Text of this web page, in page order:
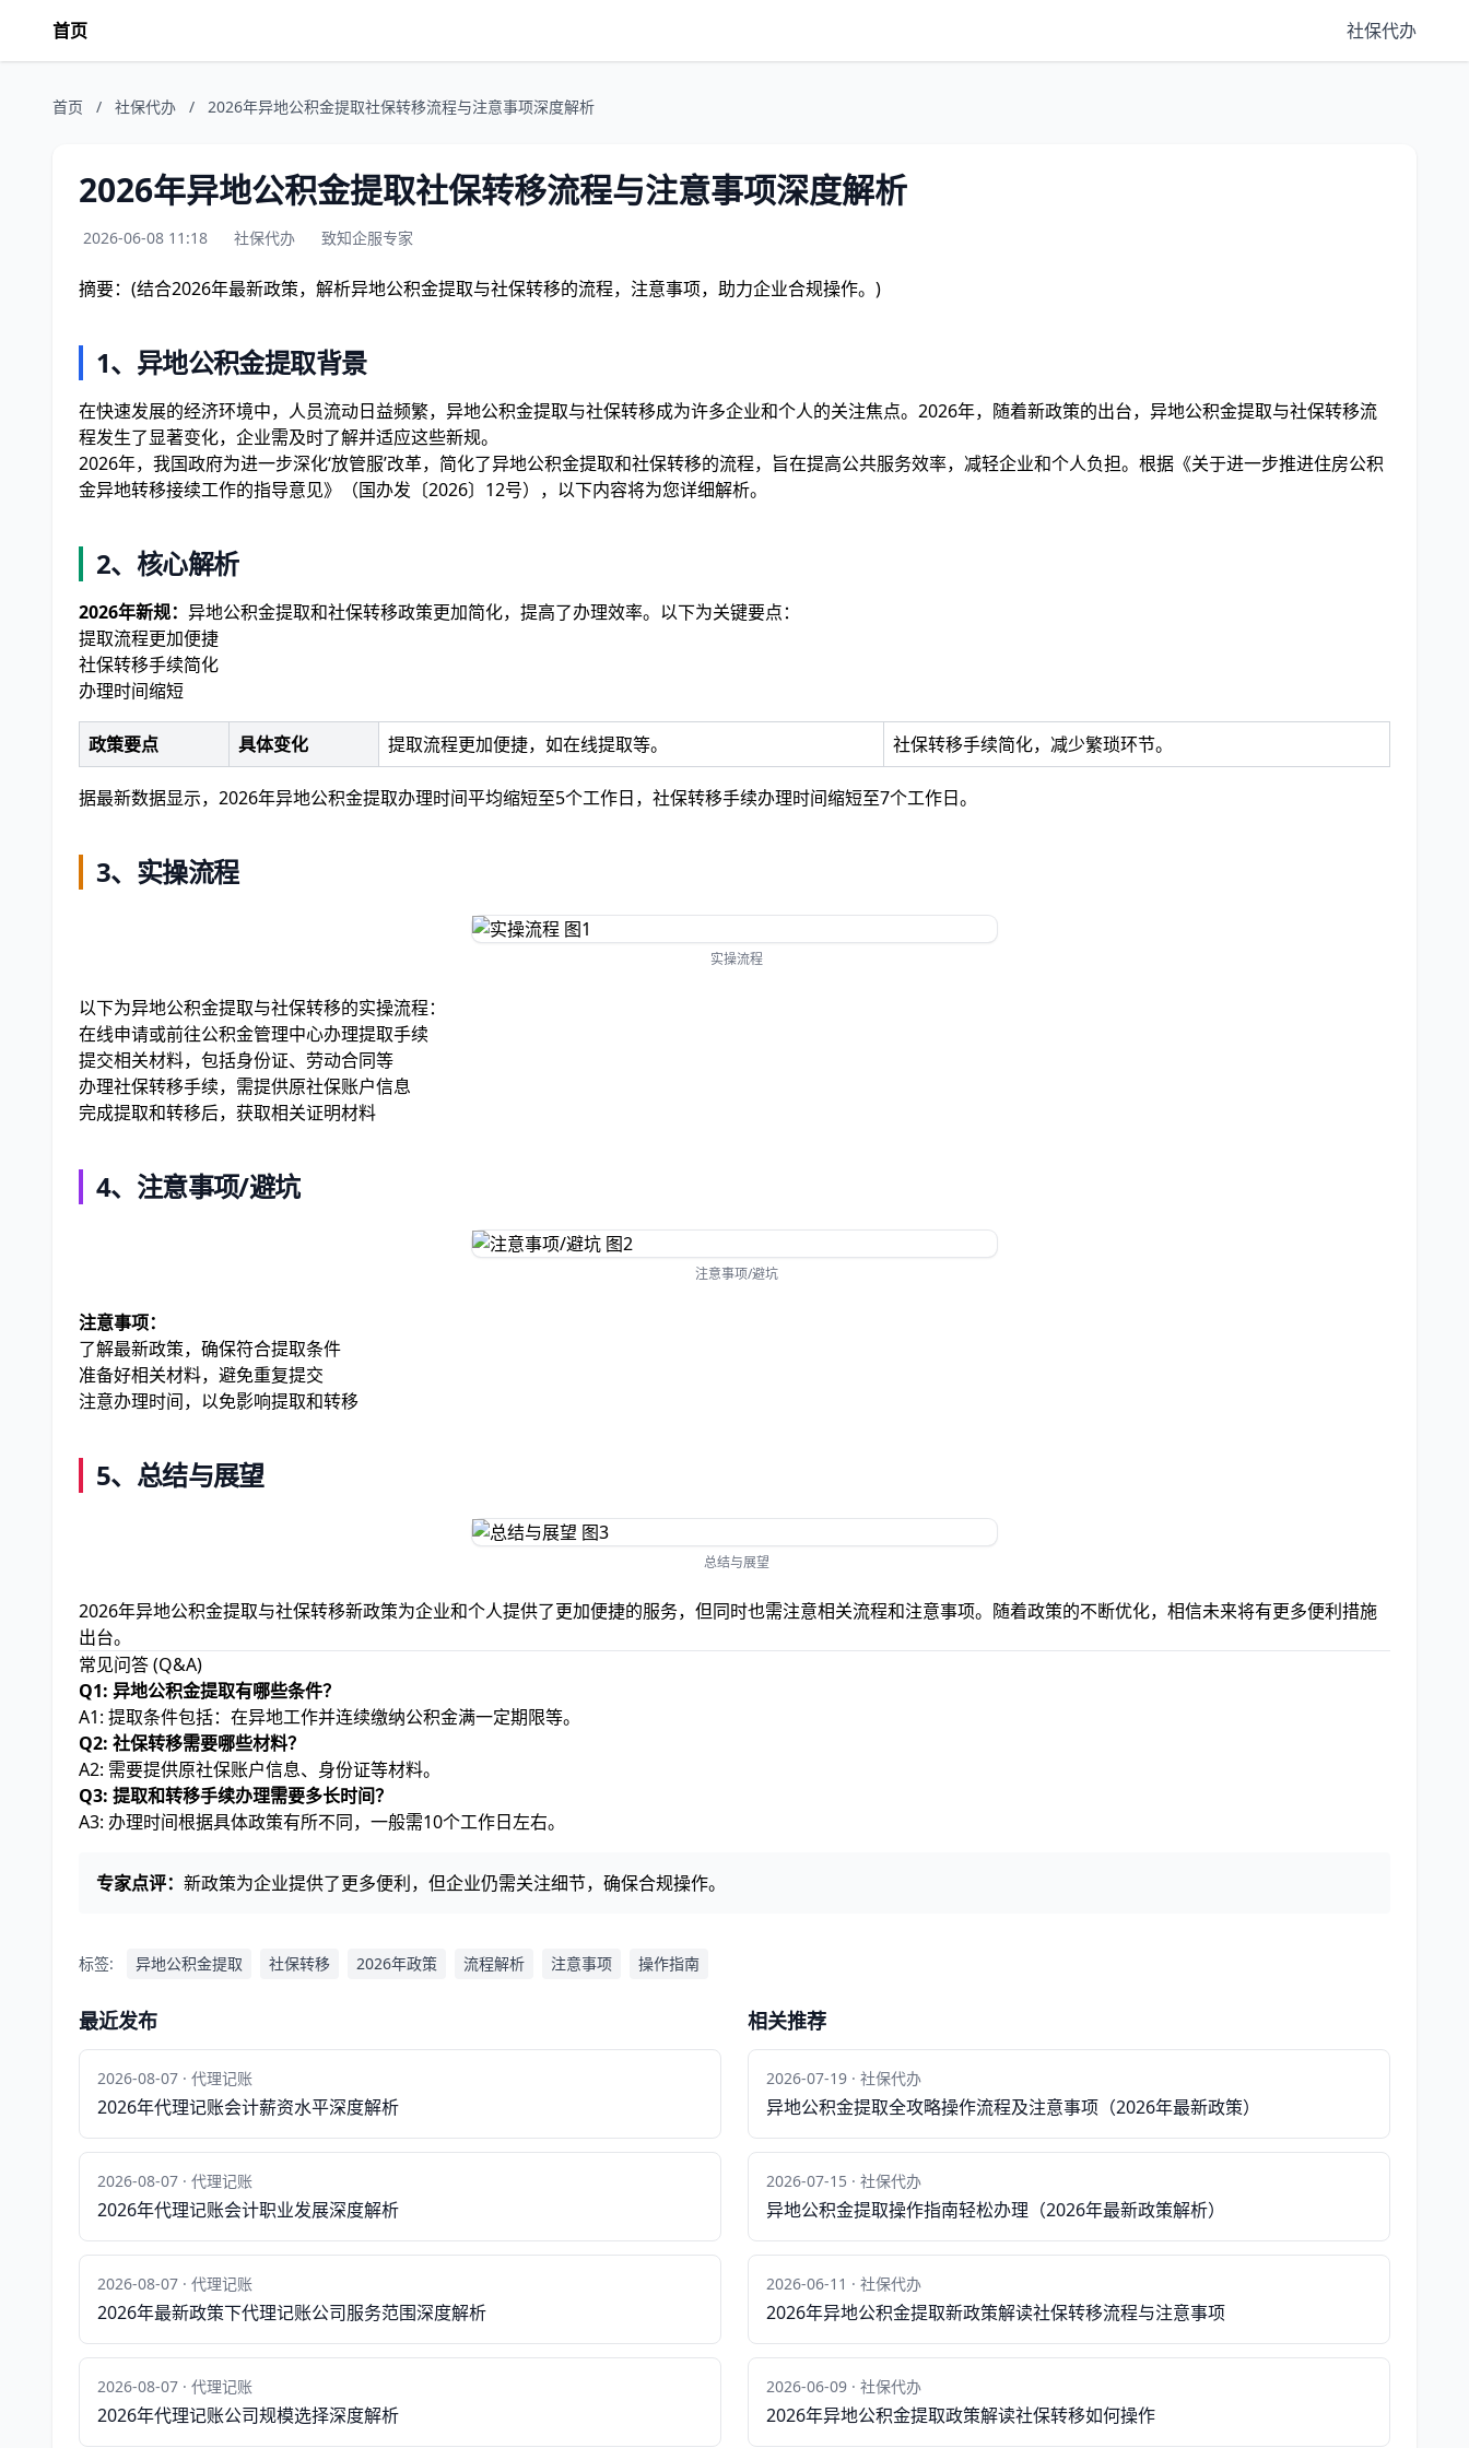
首页 社保代办
首页 / 社保代办 / 2026年异地公积金提取社保转移流程与注意事项深度解析
2026年异地公积金提取社保转移流程与注意事项深度解析
2026-06-08 11:18 社保代办 致知企服专家
摘要：(结合2026年最新政策，解析异地公积金提取与社保转移的流程，注意事项，助力企业合规操作。)
1、异地公积金提取背景
在快速发展的经济环境中，人员流动日益频繁，异地公积金提取与社保转移成为许多企业和个人的关注焦点。2026年，随着新政策的出台，异地公积金提取与社保转移流
程发生了显著变化，企业需及时了解并适应这些新规。
2026年，我国政府为进一步深化‘放管服’改革，简化了异地公积金提取和社保转移的流程，旨在提高公共服务效率，减轻企业和个人负担。根据《关于进一步推进住房公积
金异地转移接续工作的指导意见》（国办发〔2026〕12号），以下内容将为您详细解析。
2、核心解析
2026年新规： 异地公积金提取和社保转移政策更加简化，提高了办理效率。以下为关键要点：
提取流程更加便捷
社保转移手续简化
办理时间缩短
政策要点 具体变化 提取流程更加便捷，如在线提取等。 社保转移手续简化，减少繁琐环节。
据最新数据显示，2026年异地公积金提取办理时间平均缩短至5个工作日，社保转移手续办理时间缩短至7个工作日。
3、实操流程
实操流程
以下为异地公积金提取与社保转移的实操流程：
在线申请或前往公积金管理中心办理提取手续
提交相关材料，包括身份证、劳动合同等
办理社保转移手续，需提供原社保账户信息
完成提取和转移后，获取相关证明材料
4、注意事项/避坑
注意事项/避坑
注意事项：
了解最新政策，确保符合提取条件
准备好相关材料，避免重复提交
注意办理时间，以免影响提取和转移
5、总结与展望
总结与展望
2026年异地公积金提取与社保转移新政策为企业和个人提供了更加便捷的服务，但同时也需注意相关流程和注意事项。随着政策的不断优化，相信未来将有更多便利措施
出台。
常见问答 (Q&A)
Q1: 异地公积金提取有哪些条件？
A1: 提取条件包括：在异地工作并连续缴纳公积金满一定期限等。
Q2: 社保转移需要哪些材料？
A2: 需要提供原社保账户信息、身份证等材料。
Q3: 提取和转移手续办理需要多长时间？
A3: 办理时间根据具体政策有所不同，一般需10个工作日左右。
专家点评： 新政策为企业提供了更多便利，但企业仍需关注细节，确保合规操作。
标签: 异地公积金提取 社保转移 2026年政策 流程解析 注意事项 操作指南
最近发布
2026-08-07 · 代理记账
2026年代理记账会计薪资水平深度解析
2026-08-07 · 代理记账
2026年代理记账会计职业发展深度解析
2026-08-07 · 代理记账
2026年最新政策下代理记账公司服务范围深度解析
2026-08-07 · 代理记账
2026年代理记账公司规模选择深度解析
相关推荐
2026-07-19 · 社保代办
异地公积金提取全攻略操作流程及注意事项（2026年最新政策）
2026-07-15 · 社保代办
异地公积金提取操作指南轻松办理（2026年最新政策解析）
2026-06-11 · 社保代办
2026年异地公积金提取新政策解读社保转移流程与注意事项
2026-06-09 · 社保代办
2026年异地公积金提取政策解读社保转移如何操作